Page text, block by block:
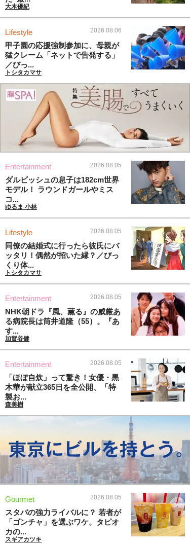
大木優紀
Lifestyle 2026.08.06
甲子園の応援強制参加に、母親が
猛クレーム「ネットで告発する」
／びっ...
トシタカマサ
Entertainment 2026.08.05
ダルビッシュの息子は182cm世界
モデル！ ラウンドガールやミス
コ...
ゆるま 小林
Lifestyle 2026.08.05
同僚の結婚式に行ったら彼氏にバ
ッタリ！偶然が招いた縁？／びっ
くり体...
トシタカマサ
Entertainment 2026.08.05
NHK朝ドラ『風、薫る』の威厳あ
る病院長は筒井道隆（55）。『あ
す...
加賀谷健
Entertainment 2026.08.05
「ほぼ自炊」って驚き！女優・黒
木華が献立365日を全公開、「特
製お...
森美樹
Gourmet 2026.08.05
スタバの強力ライバルに？ 若者が
「ゴンチャ」を選ぶワケ。タピオ
カの...
スギアカツキ